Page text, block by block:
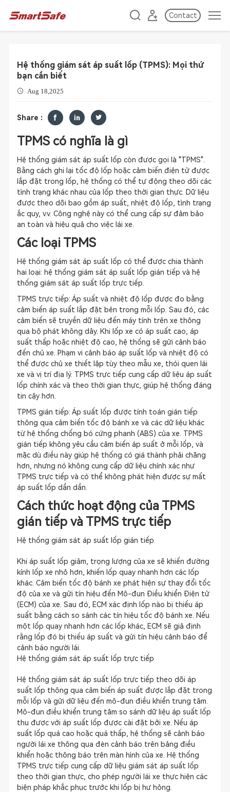
Contact
Hệ thống giám sát áp suất lốp (TPMS): Mọi thứ
bạn cần biết
Aug 18,2025
Share :
TPMS có nghĩa là gì
Hệ thống giám sát áp suất lốp còn được gọi là "TPMS".
Bằng cách ghi lại tốc độ lốp hoặc cảm biến điện tử được
lắp đặt trong lốp, hệ thống có thể tự động theo dõi các
tình trạng khác nhau của lốp theo thời gian thực. Dữ liệu
được theo dõi bao gồm áp suất, nhiệt độ lốp, tình trạng
ắc quy, v.v. Công nghệ này có thể cung cấp sự đảm bảo
an toàn và hiệu quả cho việc lái xe.
Các loại TPMS
Hệ thống giám sát áp suất lốp có thể được chia thành
hai loại: hệ thống giám sát áp suất lốp gián tiếp và hệ
thống giám sát áp suất lốp trực tiếp.
TPMS trực tiếp: Áp suất và nhiệt độ lốp được đo bằng
cảm biến áp suất lắp đặt bên trong mỗi lốp. Sau đó, các
cảm biến sẽ truyền dữ liệu đến máy tính trên xe thông
qua bộ phát không dây. Khi lốp xe có áp suất cao, áp
suất thấp hoặc nhiệt độ cao, hệ thống sẽ gửi cảnh báo
đến chủ xe. Phạm vi cảnh báo áp suất lốp và nhiệt độ có
thể được chủ xe thiết lập tùy theo mẫu xe, thói quen lái
xe và vị trí địa lý. TPMS trực tiếp cung cấp dữ liệu áp suất
lốp chính xác và theo thời gian thực, giúp hệ thống đáng
tin cậy hơn.
TPMS gián tiếp: Áp suất lốp được tính toán gián tiếp
thông qua cảm biến tốc độ bánh xe và các dữ liệu khác
từ hệ thống chống bó cứng phanh (ABS) của xe. TPMS
gián tiếp không yêu cầu cảm biến áp suất ở mỗi lốp, và
mặc dù điều này giúp hệ thống có giá thành phải chăng
hơn, nhưng nó không cung cấp dữ liệu chính xác như
TPMS trực tiếp và có thể không phát hiện được sự mất
áp suất lốp dần dần.
Cách thức hoạt động của TPMS
gián tiếp và TPMS trực tiếp
Hệ thống giám sát áp suất lốp gián tiếp
Khi áp suất lốp giảm, trọng lượng của xe sẽ khiến đường
kính lốp xe nhỏ hơn, khiến lốp quay nhanh hơn các lốp
khác. Cảm biến tốc độ bánh xe phát hiện sự thay đổi tốc
độ của xe và gửi tín hiệu đến Mô-đun Điều khiển Điện tử
(ECM) của xe. Sau đó, ECM xác định lốp nào bị thiếu áp
suất bằng cách so sánh các tín hiệu tốc độ bánh xe. Nếu
một lốp quay nhanh hơn các lốp khác, ECM sẽ giả định
rằng lốp đó bị thiếu áp suất và gửi tín hiệu cảnh báo để
cảnh báo người lái.
Hệ thống giám sát áp suất lốp trực tiếp
Hệ thống giám sát áp suất lốp trực tiếp theo dõi áp
suất lốp thông qua cảm biến áp suất được lắp đặt trong
mỗi lốp và gửi dữ liệu đến mô-đun điều khiển trung tâm.
Mô-đun điều khiển trung tâm so sánh dữ liệu áp suất lốp
thu được với áp suất lốp được cài đặt bởi xe. Nếu áp
suất lốp quá cao hoặc quá thấp, hệ thống sẽ cảnh báo
người lái xe thông qua đèn cảnh báo trên bảng điều
khiển hoặc thông báo trên màn hình của xe. Hệ thống
TPMS trực tiếp cung cấp dữ liệu giám sát áp suất lốp
theo thời gian thực, cho phép người lái xe thực hiện các
biện pháp khắc phục trước khi lốp bị hư hỏng.